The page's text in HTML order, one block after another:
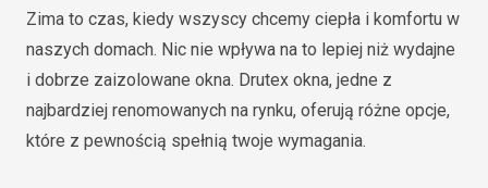
Zima to czas, kiedy wszyscy chcemy ciepła i komfortu w
naszych domach. Nic nie wpływa na to lepiej niż wydajne
i dobrze zaizolowane okna. Drutex okna, jedne z
najbardziej renomowanych na rynku, oferują różne opcje,
które z pewnością spełnią twoje wymagania.